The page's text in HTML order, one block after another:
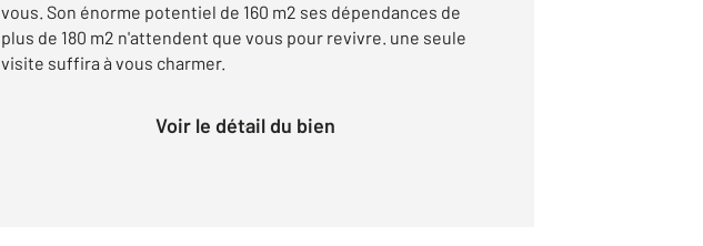
vous. Son énorme potentiel de 160 m2 ses dépendances de
plus de 180 m2 n'attendent que vous pour revivre. une seule
visite suffira à vous charmer.
Voir le détail du bien